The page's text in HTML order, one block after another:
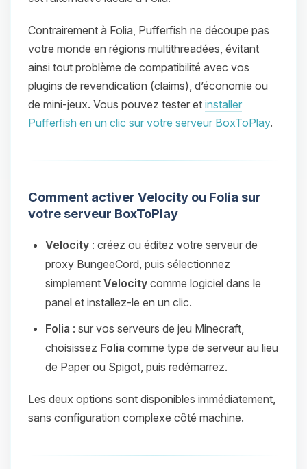
Contrairement à Folia, Pufferfish ne découpe pas
votre monde en régions multithreadées, évitant
ainsi tout problème de compatibilité avec vos
plugins de revendication (claims), d’économie ou
de mini-jeux. Vous pouvez tester et installer
Pufferfish en un clic sur votre serveur BoxToPlay.
Comment activer Velocity ou Folia sur
votre serveur BoxToPlay
Velocity : créez ou éditez votre serveur de
proxy BungeeCord, puis sélectionnez
simplement Velocity comme logiciel dans le
panel et installez-le en un clic.
Folia : sur vos serveurs de jeu Minecraft,
choisissez Folia comme type de serveur au lieu
de Paper ou Spigot, puis redémarrez.
Les deux options sont disponibles immédiatement,
sans configuration complexe côté machine.